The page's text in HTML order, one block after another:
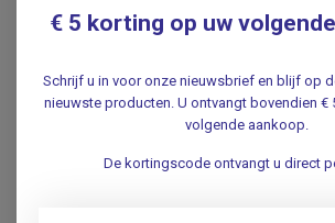
Pick-up point
in Duivendrecht
Productomschrijving
Specificaties
€ 5 korting op uw
Schrijf u in voor onze nieuwsbrief en blijf op
nieuwste producten. U ontvangt bovendien €
volgende aankoop.
De kortingscode ontvangt u direct